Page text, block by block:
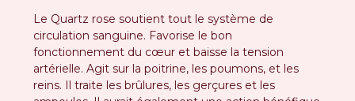
Le Quartz rose soutient tout le système de
circulation sanguine. Favorise le bon
fonctionnement du cœur et baisse la tension
artérielle. Agit sur la poitrine, les poumons, et les
reins. Il traite les brûlures, les gerçures et les